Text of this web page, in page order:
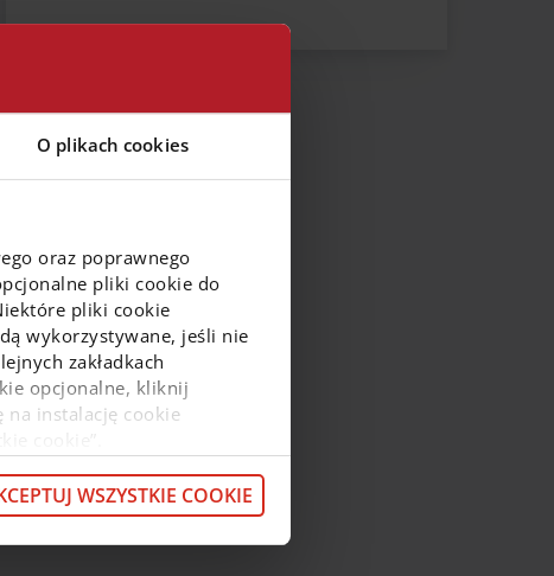
O plikach cookies
oraz poprawnego
pliki cookie do
pliki cookie
wykorzystywane, jeśli nie
zakładkach
opcjonalne, kliknij
na instalację cookie
podlinkiem.
WSZYSTKIE COOKIE
Zachodniopomorskie
Świętokrzyskie